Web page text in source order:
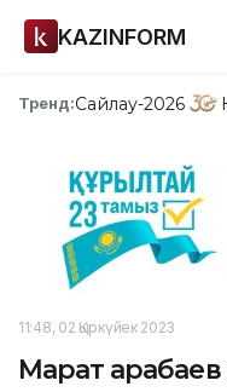
KAZINFORM
Тренд:Сайлау-2026
11:48, 02 Қыркүйек 2023
Марат